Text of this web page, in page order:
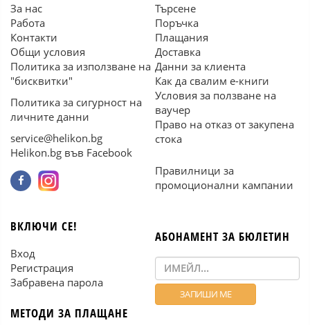
За нас
Работа
Контакти
Общи условия
Политика за използване на
"бисквитки"
Политика за сигурност на
личните данни
service@helikon.bg
Helikon.bg във Facebook
Търсене
Поръчка
Плащания
Доставка
Данни за клиента
Как да свалим е-книги
Условия за ползване на
ваучер
Право на отказ от закупена
стока
Правилници за
промоционални кампании
ВКЛЮЧИ СЕ!
Вход
Регистрация
Забравена парола
МЕТОДИ ЗА ПЛАЩАНЕ
АБОНАМЕНТ ЗА БЮЛЕТИН